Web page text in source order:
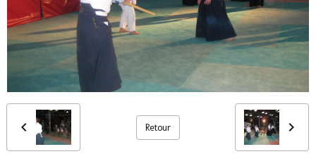
Retour